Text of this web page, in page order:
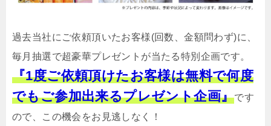
過去当社にご依頼頂いたお客様(回数、金額問わず)に、
毎月抽選で超豪華プレゼントが当たる特別企画です。
『1度ご依頼頂けたお客様は無料で何度
でもご参加出来るプレゼント企画』です
ので、この機会をお見逃しなく！